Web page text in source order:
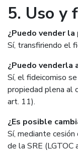
5. Uso y
¿Puedo vender
Sí, transfiriendo el
¿Puedo venderla
Sí, el fideicomiso
propiedad plena al
art. 11).
¿Es posible
Sí, mediante
de la SRE (LGTOC